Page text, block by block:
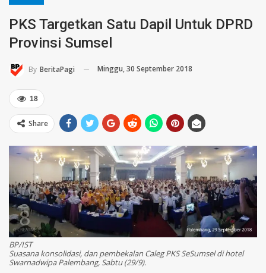
PKS Targetkan Satu Dapil Untuk DPRD
Provinsi Sumsel
By BeritaPagi Minggu, 30 September 2018
18
Share
BP/IST
Suasana konsolidasi, dan pembekalan Caleg PKS SeSumsel di hotel
Swarnadwipa Palembang, Sabtu (29/9).